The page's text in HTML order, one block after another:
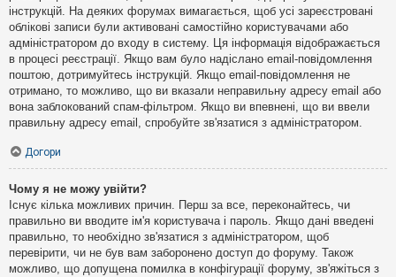
інструкцій. На деяких форумах вимагається, щоб усі зареєстровані
облікові записи були активовані самостійно користувачами або
адміністратором до входу в систему. Ця інформація відображається
в процесі реєстрації. Якщо вам було надіслано email-повідомлення
поштою, дотримуйтесь інструкцій. Якщо email-повідомлення не
отримано, то можливо, що ви вказали неправильну адресу email або
вона заблокований спам-фільтром. Якщо ви впевнені, що ви ввели
правильну адресу email, спробуйте зв'язатися з адміністратором.
Догори
Чому я не можу увійти?
Існує кілька можливих причин. Перш за все, переконайтесь, чи
правильно ви вводите ім'я користувача і пароль. Якщо дані введені
правильно, то необхідно зв'язатися з адміністратором, щоб
перевірити, чи не був вам заборонено доступ до форуму. Також
можливо, що допущена помилка в конфігурації форуму, зв'яжіться з